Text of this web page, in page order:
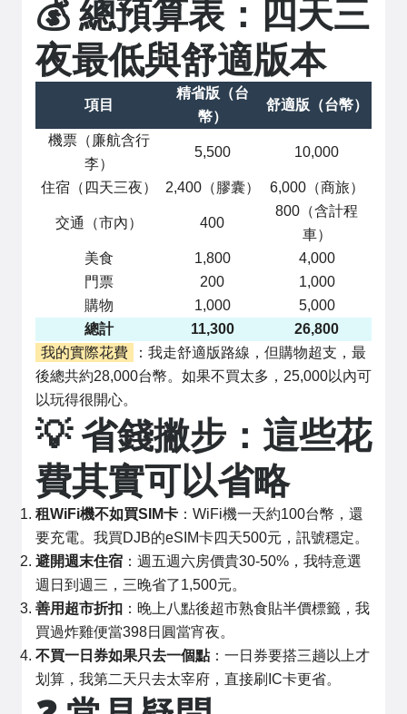
💰 總預算表：四天三
夜最低與舒適版本
項目
精省版（台
幣）
舒適版（台幣）
機票（廉航含行
李）
5,500 10,000
住宿（四天三夜） 2,400（膠囊） 6,000（商旅）
交通（市內） 400
800（含計程
車）
美食
1,800
4,000
門票
200
1,000
購物
1,000
5,000
總計
11,300
26,800
我的實際花費
：我走舒適版路線，但購物超支，最
後總共約28,000台幣。如果不買太多，25,000以內可
以玩得很開心。
💡 省錢撇步：這些花
費其實可以省略
租WiFi機不如買SIM卡 ：WiFi機一天約100台幣，還
要充電。我買DJB的eSIM卡四天500元，訊號穩定。
避開週末住宿 ：週五週六房價貴30-50%，我特意選
週日到週三，三晚省了1,500元。
善用超市折扣 ：晚上八點後超市熟食貼半價標籤，我
買過炸雞便當398日圓當宵夜。
不買一日券如果只去一個點：一日券要搭三趟以上才
划算，我第二天只去太宰府，直接刷IC卡更省。